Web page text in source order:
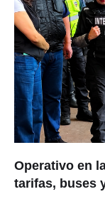
Operativo en
tarifas, buses